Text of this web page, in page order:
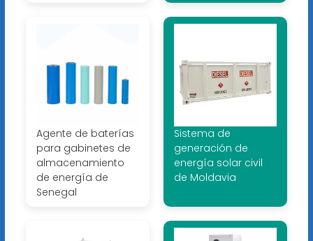
Agente de baterías
para gabinetes de
almacenamiento
de energía de
Senegal
Sistema de
generación de
energía solar civil
de Moldavia